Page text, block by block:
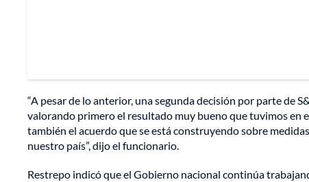
“A pesar de lo anterior, una segunda decisión por parte de
valorando primero el resultado muy bueno que tuvimos en
también el acuerdo que se está construyendo sobre
nuestro país”, dijo el funcionario.
Restrepo indicó que el Gobierno nacional continúa